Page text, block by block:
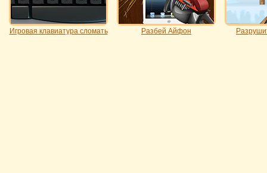
Игровая клавиатура сломать Разбей Айфон